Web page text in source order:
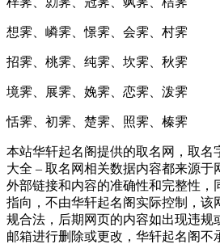
想霁、嶙霁、憬霁、会霁、村霁
招霁、桃霁、纯霁、坎霁、秋霁
境霁、展霁、娩霁、恋霁、泼霁
恬霁、初霁、楚霁、照霁、榛霁
本站华轩起名阁提供的取名网，取名
大全 – 取名网相关数据内容都来源于
外部链接和内容的准确性和完整性，
指向，不由华轩起名阁实际控制，该
规合法，后期网页的内容如出现违规
邮箱进行删除或更改，华轩起名阁不